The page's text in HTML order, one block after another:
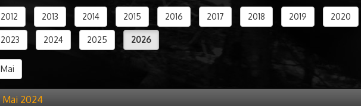
2012 2013 2014 2015 2016 2017 2018 2019 2020
2023 2024 2025 2026
Mai
Mai 2024